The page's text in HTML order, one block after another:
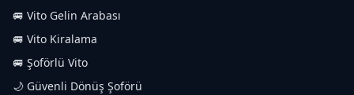
🚐 Vito Gelin Arabası
🚐 Vito Kiralama
🚐 Şoförlü Vito
🌙 Güvenli Dönüş Şoförü